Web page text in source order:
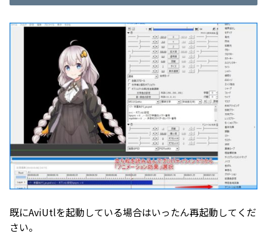
既にAviUtlを起動している場合はいったん再起動してくだ
さい。